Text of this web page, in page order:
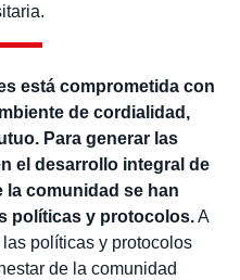
está comprometida con
de cordialidad,
Para generar las
el desarrollo integral de
comunidad se han
políticas y protocolos.A
políticas y protocolos
de la comunidad